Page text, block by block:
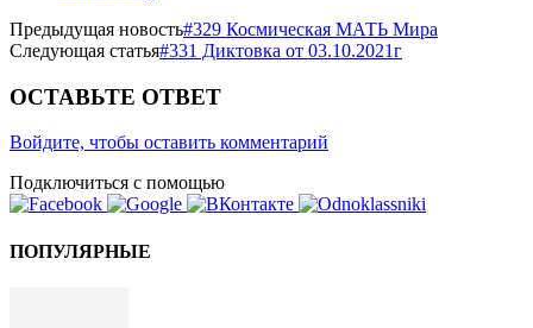
Предыдущая новость#329 Космическая МАТЬ Мира
Следующая статья#331 Диктовка от 03.10.2021г
ОСТАВЬТЕ ОТВЕТ
Войдите, чтобы оставить комментарий
Подключиться с помощью
ПОПУЛЯРНЫЕ